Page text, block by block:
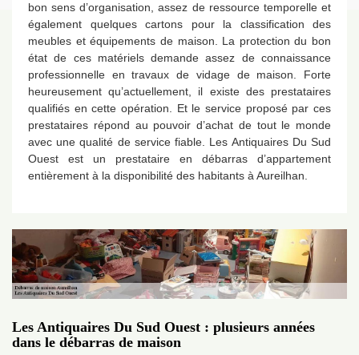
bon sens d’organisation, assez de ressource temporelle et
également quelques cartons pour la classification des
meubles et équipements de maison. La protection du bon
état de ces matériels demande assez de connaissance
professionnelle en travaux de vidage de maison. Forte
heureusement qu’actuellement, il existe des prestataires
qualifiés en cette opération. Et le service proposé par ces
prestataires répond au pouvoir d’achat de tout le monde
avec une qualité de service fiable. Les Antiquaires Du Sud
Ouest est un prestataire en débarras d’appartement
entièrement à la disponibilité des habitants à Aureilhan.
Les Antiquaires Du Sud Ouest : plusieurs années
dans le débarras de maison